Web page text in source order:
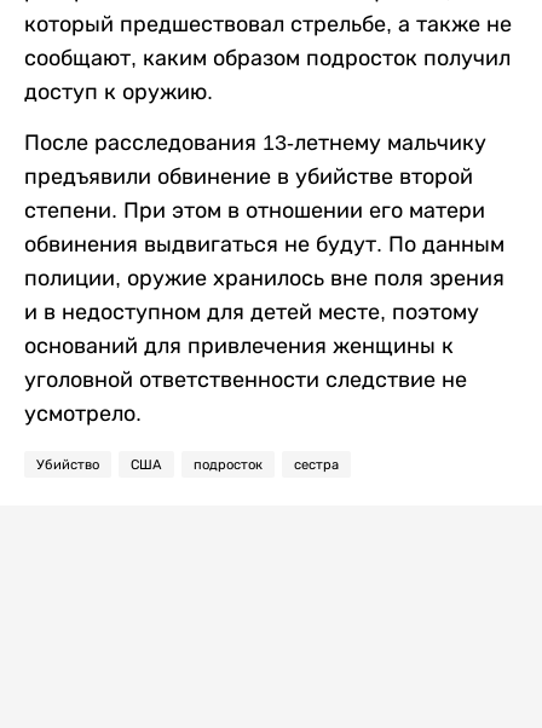
который предшествовал стрельбе, а также не
сообщают, каким образом подросток получил
доступ к оружию.
После расследования 13-летнему мальчику
предъявили обвинение в убийстве второй
степени. При этом в отношении его матери
обвинения выдвигаться не будут. По данным
полиции, оружие хранилось вне поля зрения
и в недоступном для детей месте, поэтому
оснований для привлечения женщины к
уголовной ответственности следствие не
усмотрело.
Убийство США подросток сестра